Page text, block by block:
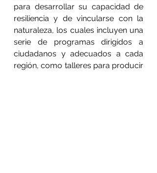
para desarrollar su capacidad de
resiliencia y de vincularse con la
naturaleza, los cuales incluyen una
serie de programas dirigidos a
ciudadanos y adecuados a cada
región, como talleres para producir